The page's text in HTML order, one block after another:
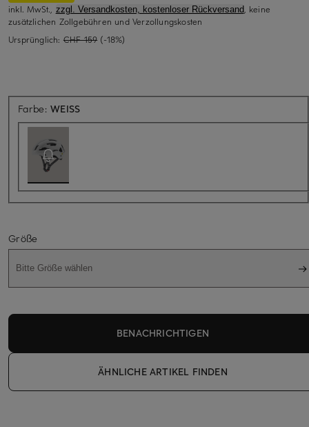
inkl. MwSt., zzgl. Versandkosten, kostenloser Rückversand, keine
zusätzlichen Zollgebühren und Verzollungskosten
Ursprünglich: CHF 159 (-18%)
Farbe:WEISSAktuell nicht verfügbar
Größe
Bitte Größe wählen
BENACHRICHTIGEN
ÄHNLICHE ARTIKEL FINDEN